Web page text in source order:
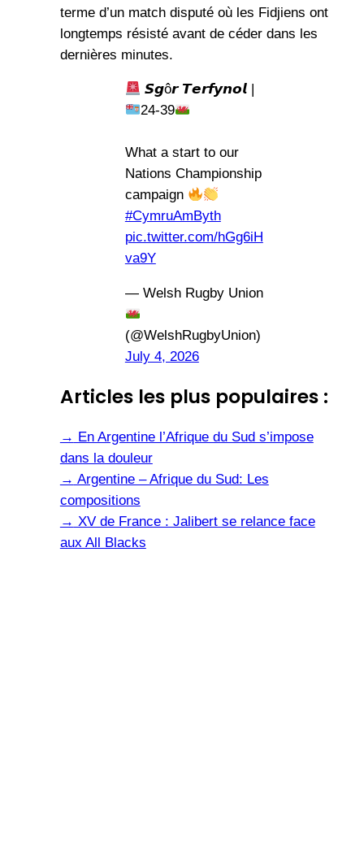
terme d’un match disputé où les Fidjiens ont
longtemps résisté avant de céder dans les
dernières minutes.
𝙎𝙜ô𝙧 𝙏𝙚𝙧𝙛𝙮𝙣𝙤𝙡 |
24-39
What a start to our
Nations Championship
campaign
#CymruAmByth
pic.twitter.com/hGg6iH
va9Y
— Welsh Rugby Union
(@WelshRugbyUnion)
July 4, 2026
Articles les plus populaires :
→ En Argentine l’Afrique du Sud s’impose
dans la douleur
→ Argentine – Afrique du Sud: Les
compositions
→ XV de France : Jalibert se relance face
aux All Blacks